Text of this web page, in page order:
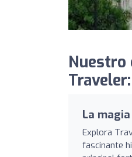
Nuestro
Traveler:
La
Explora
fascinante